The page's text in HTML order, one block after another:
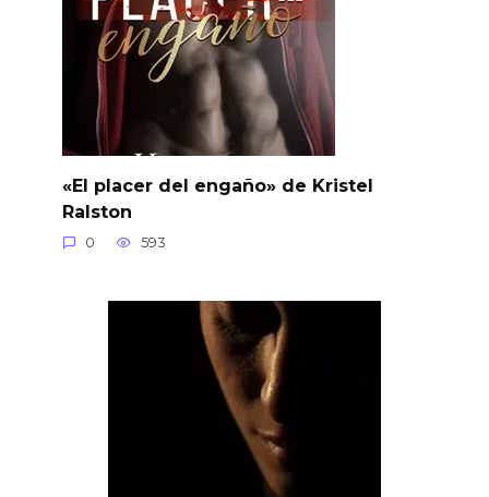
«El placer del engaño» de Kristel
Ralston
0 593